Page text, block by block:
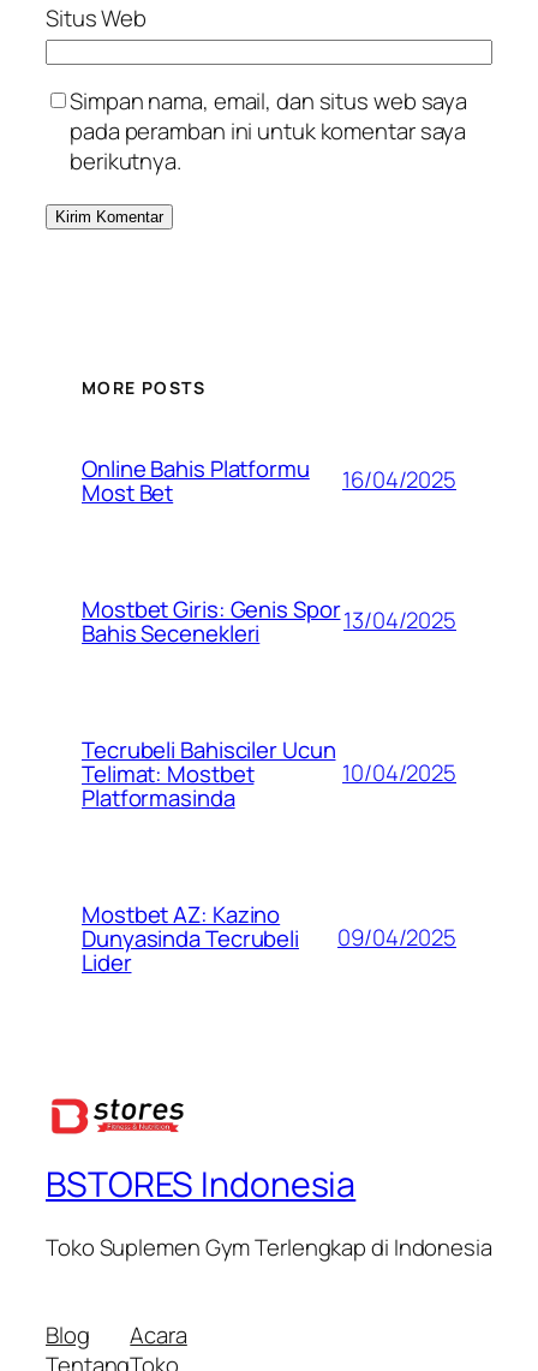
Situs Web
Simpan nama, email, dan situs web saya
pada peramban ini untuk komentar saya
berikutnya.
MORE POSTS
Online Bahis Platformu
Most Bet 16/04/2025
Mostbet Giris: Genis Spor
Bahis Secenekleri 13/04/2025
Tecrubeli Bahisciler Ucun
Telimat: Mostbet
Platformasinda
10/04/2025
Mostbet AZ: Kazino
Dunyasinda Tecrubeli
Lider
09/04/2025
BSTORES Indonesia
Toko Suplemen Gym Terlengkap di Indonesia
Blog
Acara